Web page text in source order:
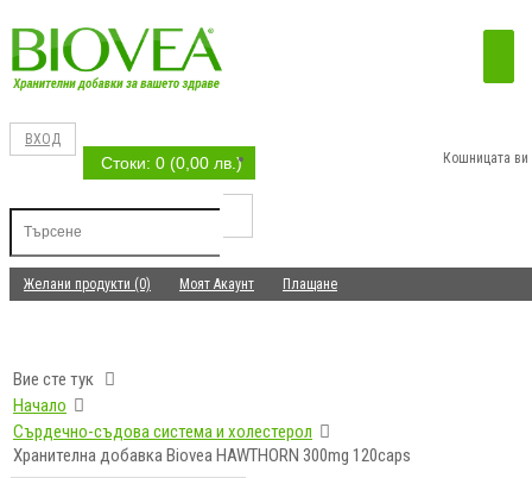
ВХОД
Стоки: 0 (0,00 лв.) Кошницата ви
Желани продукти (0) Моят Акаунт Плащане
Вие сте тук
Начало
Сърдечно-съдова система и холестерол
Хранителна добавка Biovea HAWTHORN 300mg 120caps